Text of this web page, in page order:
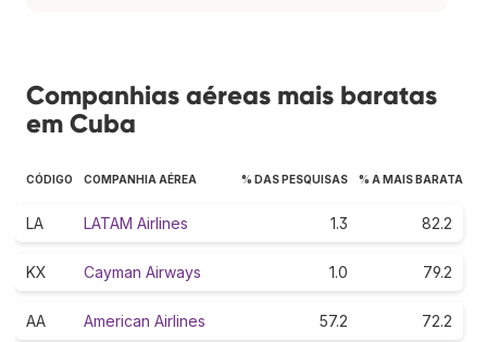
Companhias aéreas mais baratas
em Cuba
CÓDIGO COMPANHIA AÉREA % DAS PESQUISAS % A MAIS BARATA
LA LATAM Airlines 1.3 82.2
KX Cayman Airways 1.0 79.2
AA American Airlines 57.2 72.2